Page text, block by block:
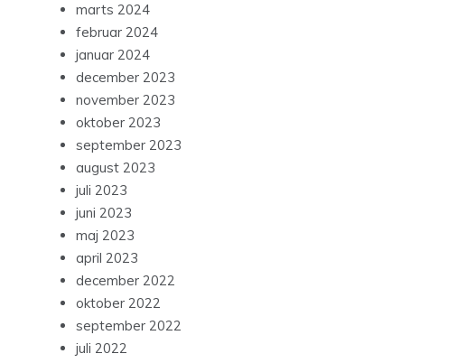
marts 2024
februar 2024
januar 2024
december 2023
november 2023
oktober 2023
september 2023
august 2023
juli 2023
juni 2023
maj 2023
april 2023
december 2022
oktober 2022
september 2022
juli 2022